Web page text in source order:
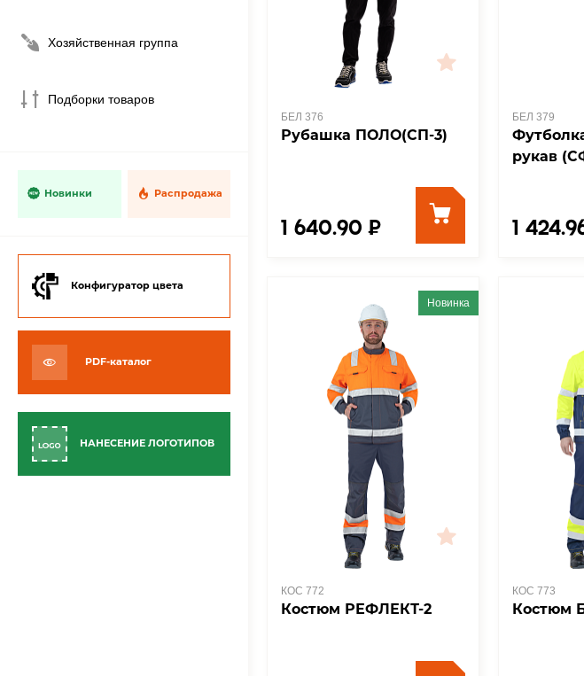
Хозяйственная группа
Подборки товаров
Новинки Распродажа
Конфигуратор цвета
PDF-каталог
НАНЕСЕНИЕ ЛОГОТИПОВ
БЕЛ 376
Рубашка ПОЛО(СП-3)
1 640.90 ₽
БЕЛ 379
рукав
1
Новинка
КОС 772
Костюм РЕФЛЕКТ-2
КОС 773
Костюм